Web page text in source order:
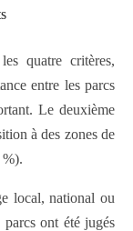
quatre critères,
entre les parcs
Le deuxième
à des zones de
%).
local, national ou
ont été jugés